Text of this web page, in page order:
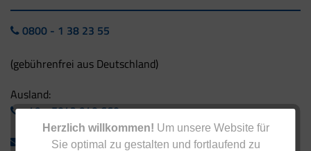
Herzlich willkommen! Um unsere Website für
Sie optimal zu gestalten und fortlaufend zu
0800 - 1 38 23 55
(gebührenfrei aus Deutschland)
Ausland:
+49 - 5042 940 660
info@eucell.de